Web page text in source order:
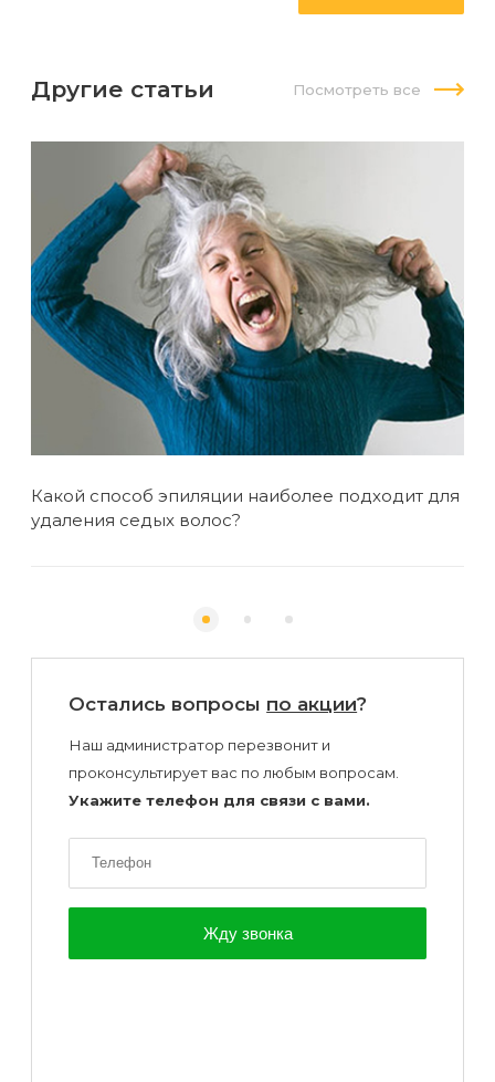
Другие статьи Посмотреть все
Какой способ эпиляции наиболее подходит для
удаления седых волос?
Остались вопросы по акции?
Наш администратор перезвонит и
проконсультирует вас по любым вопросам.
Укажите телефон для связи с вами.